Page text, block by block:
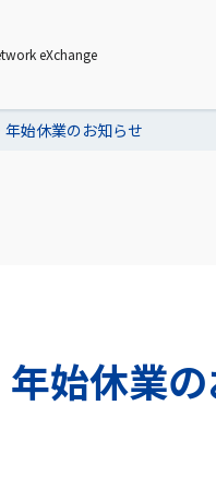
eXchange
年始休業のお知らせ
始休業